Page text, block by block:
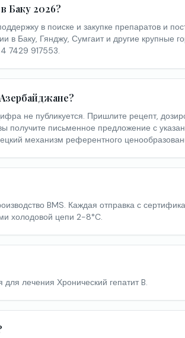
Баку 2026?
в поиске и закупке препаратов и
Баку, Гянджу, Сумгаит и другие крупные
7429 917553.
не публикуется. Пришлите рецепт,
получите письменное предложение с
механизм референтного
BMS. Каждая отправка с
холодовой цепи 2-8°C.
лечения Хронический гепатит B.